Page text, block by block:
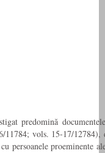
predomină
vols. 15-17/12784),
persoanele proeminente